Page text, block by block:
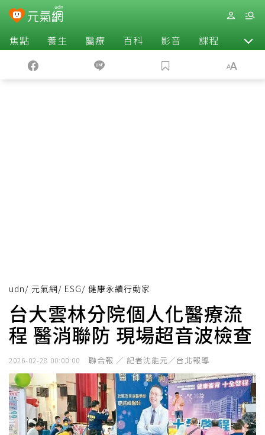
焦點 養生 醫療 百科 影音 課程 退休
udn/ 元氣網/ ESG/ 健康永續行動家
台大雲林分院個人化醫療流
程 醫消聯防 現場超音波檢查
2026-02-28 00:00:00 聯合報 ／ 記者沈能元／台北報導